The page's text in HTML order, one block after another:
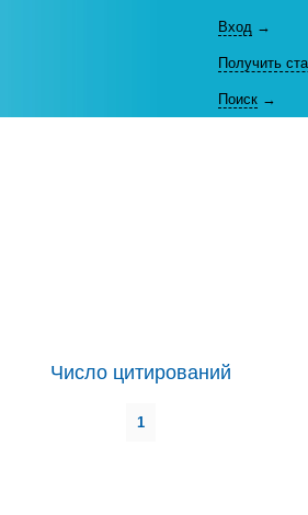
Вход →
Получить
Поиск →
Число цитирований
1